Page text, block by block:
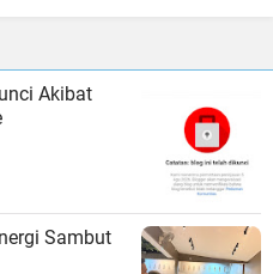
Akibat
Sambut